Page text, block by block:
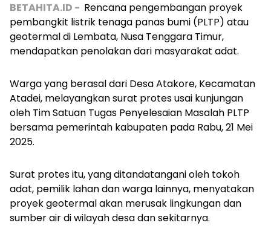
BETAHITA.ID - Rencana pengembangan proyek
pembangkit listrik tenaga panas bumi (PLTP) atau
geotermal di Lembata, Nusa Tenggara Timur,
mendapatkan penolakan dari masyarakat adat.
Warga yang berasal dari Desa Atakore, Kecamatan
Atadei, melayangkan surat protes usai kunjungan
oleh Tim Satuan Tugas Penyelesaian Masalah PLTP
bersama pemerintah kabupaten pada Rabu, 21 Mei
2025.
Surat protes itu, yang ditandatangani oleh tokoh
adat, pemilik lahan dan warga lainnya, menyatakan
proyek geotermal akan merusak lingkungan dan
sumber air di wilayah desa dan sekitarnya.